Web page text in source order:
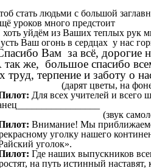
стать людьми с большой
уроков много предстоит
уйдём из Ваших теплых рук
Ваш огонь в сердцах у нас
Вам за всё, дорогие
так же, большое спасибо
труд, терпение и заботу о
цветы, на фоне
Для всех учителей и всего
(звук
Внимание! Мы
уголку нашего
уголок».
Где наших выпускников
на путь истинный